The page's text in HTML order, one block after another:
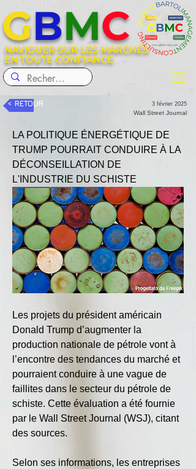
NAVIGUER SUR LES MARCHÉS
EN TOUTE CONFIANCE
GBMC
< RETOUR 3 février 2025
Wall Street Journal
LA POLITIQUE ÉNERGÉTIQUE DE
TRUMP POURRAIT CONDUIRE À LA
DÉCONSEILLATION DE
L'INDUSTRIE DU SCHISTE
Les projets du président américain
Donald Trump d’augmenter la
production nationale de pétrole vont à
l’encontre des tendances du marché et
pourraient conduire à une vague de
faillites dans le secteur du pétrole de
schiste. Cette évaluation a été fournie
par le Wall Street Journal (WSJ), citant
des sources.
Selon ses informations, les entreprises